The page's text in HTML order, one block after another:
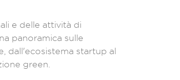
e delle attività di
panoramica sulle
dall'ecosistema startup al
green.